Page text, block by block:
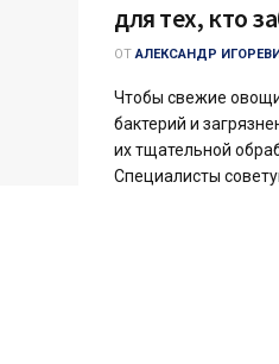
для тех, кто
ОТ АЛЕКСАНДР
Чтобы свежие
бактерий и
их тщательной
Специалисты